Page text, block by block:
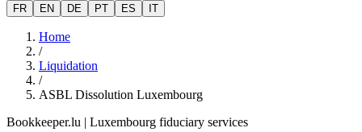
FR EN DE PT ES IT
Home
/
Liquidation
/
ASBL Dissolution Luxembourg
Bookkeeper.lu | Luxembourg fiduciary services